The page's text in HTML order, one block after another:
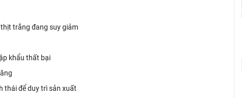
trắng đang suy giảm
khẩu thất bại
thái để duy trì sản xuất